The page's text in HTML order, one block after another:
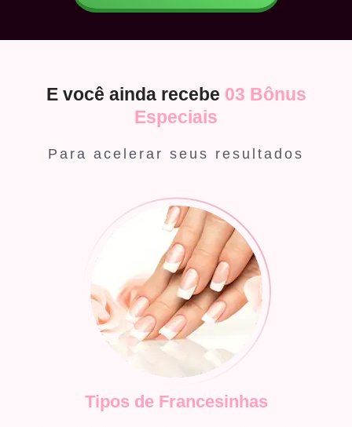
E você ainda recebe 03 Bônus
Especiais
Para acelerar seus resultados
Tipos de Francesinhas